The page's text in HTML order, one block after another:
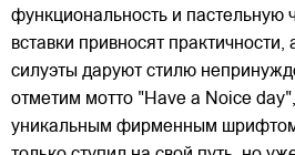
функциональность и пастельную
вставки привносят
силуэты даруют стилю
отметим мотто "Have a Noice
уникальным фирменным